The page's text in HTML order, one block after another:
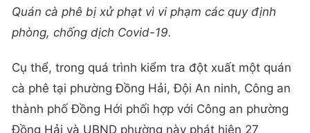
Quán cà phê bị xử phạt vì vi phạm các quy định
phòng, chống dịch Covid-19.
Cụ thể, trong quá trình kiểm tra đột xuất một quán
cà phê tại phường Đồng Hải, Đội An ninh, Công an
thành phố Đồng Hới phối hợp với Công an phường
Đồng Hải và UBND phường này phát hiện 27